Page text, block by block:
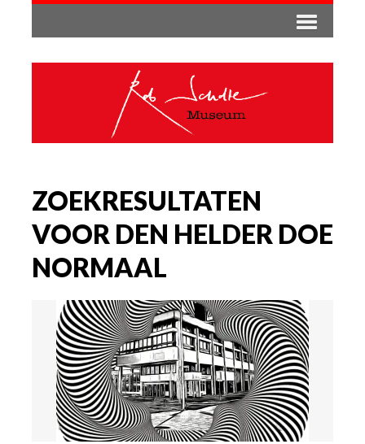
ZOEKRESULTATEN
VOOR DEN HELDER DOE
NORMAAL